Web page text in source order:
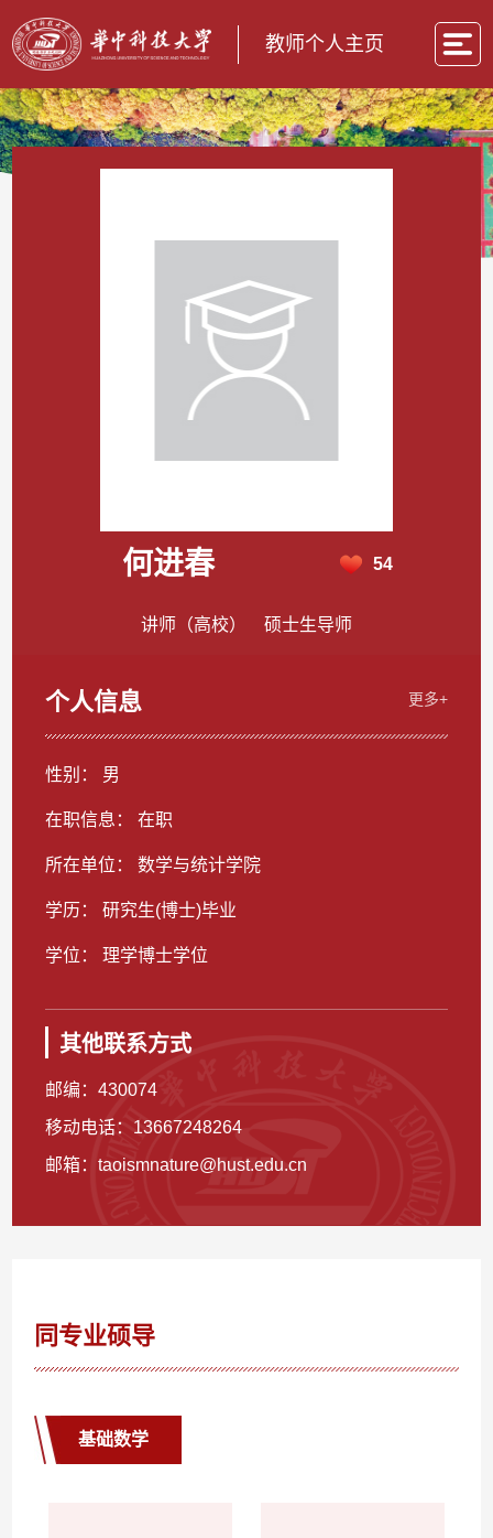
教师个人主页
何进春 54
讲师（高校） 硕士生导师
个人信息 更多+
性别： 男
在职信息： 在职
所在单位： 数学与统计学院
学历： 研究生(博士)毕业
学位： 理学博士学位
其他联系方式
邮编：430074
移动电话： 13667248264
邮箱：taoismnature@hust.edu.cn
同专业硕导
基础数学